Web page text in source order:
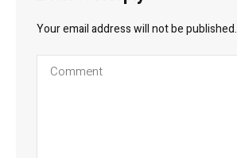
Your email address will not be published.